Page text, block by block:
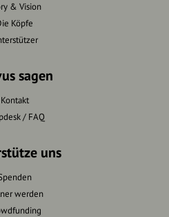
& Vision
Köpfe
sagen
Kontakt
/ FAQ
uns
werden